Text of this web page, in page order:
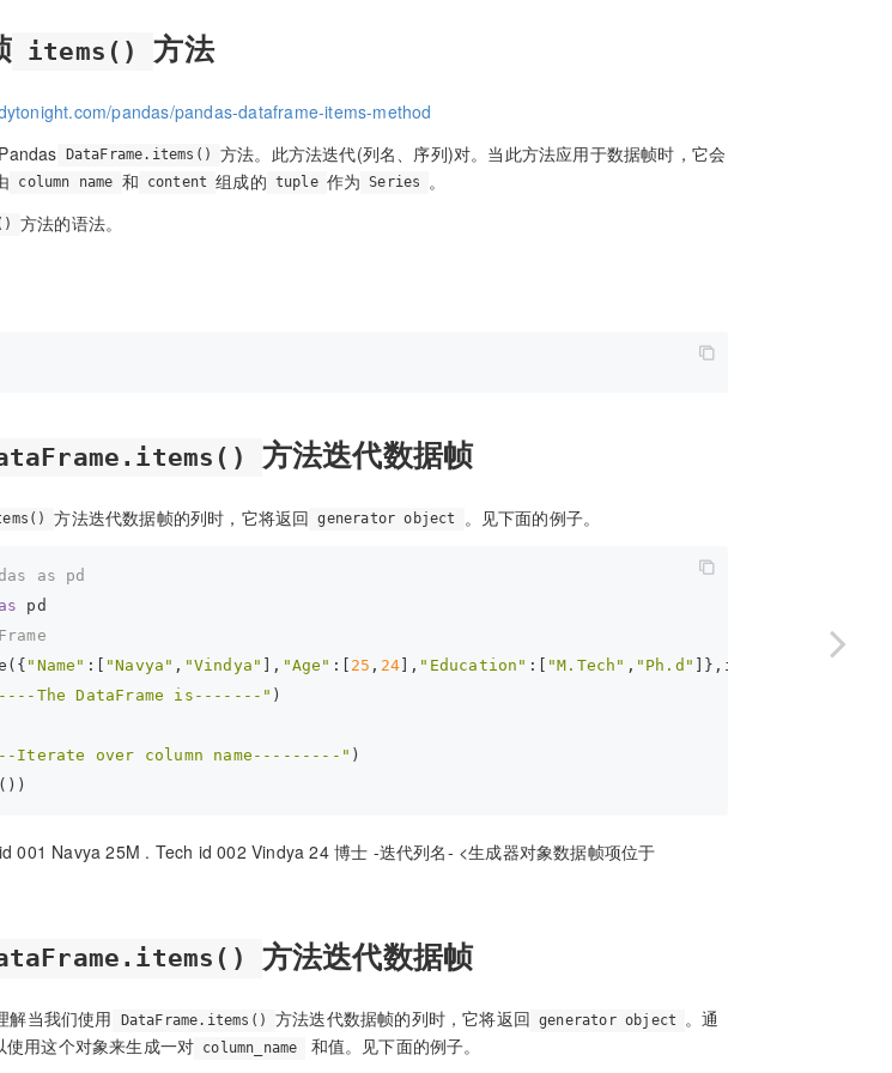
items() 方法
pandas/pandas-dataframe-items-method
DataFrame.items()
方法。此方法迭代(列名、序列)对。当此方法应用于数据帧时，它会
column name 和 content 组成的 tuple 作为 Series
。
方法的语法。
方法迭代数据帧
方法迭代数据帧的列时，它将返回 generator object 。见下面的例子。
as pd
as pd
"Name" :[ "Navya" , "Vindya" ], "Age" :[ 25 , 24 ], "Education" :[ "M.Tech" , "Ph.d" ]},index=[
The DataFrame is-------" )
over column name---------" )
001 Navya 25M . Tech id 002 Vindya 24 博士 -迭代列名- <生成器对象数据帧项位于
方法迭代数据帧
解当我们使用 DataFrame.items() 方法迭代数据帧的列时，它将返回 generator object
。通
用这个对象来生成一对 column_name 和值。见下面的例子。